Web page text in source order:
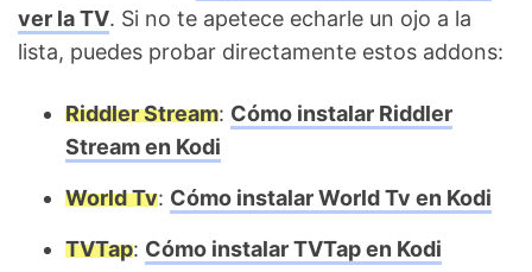
ver la TV. Si no te apetece echarle un ojo a la
lista, puedes probar directamente estos addons:
Riddler Stream: Cómo instalar Riddler
Stream en Kodi
World Tv: Cómo instalar World Tv en Kodi
TVTap: Cómo instalar TVTap en Kodi